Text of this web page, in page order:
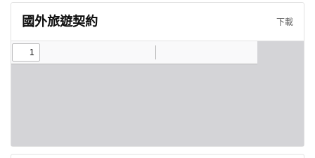
國外旅遊契約 下載